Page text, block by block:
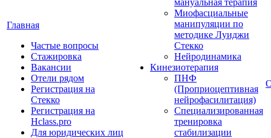
Главная
Частые вопросы
Стажировка
Вакансии
Отели рядом
Регистрация на
Стекко
Регистрация на
Hclass.pro
Для юридических лиц
мануальная терапия
Миофасциальные
манипуляции по
методике Луиджи
Стекко
Нейродинамика
Кинезиотерапия
ПНФ
(Проприоцептивная
нейрофасилитация)
Специализированная
тренировка
стабилизации